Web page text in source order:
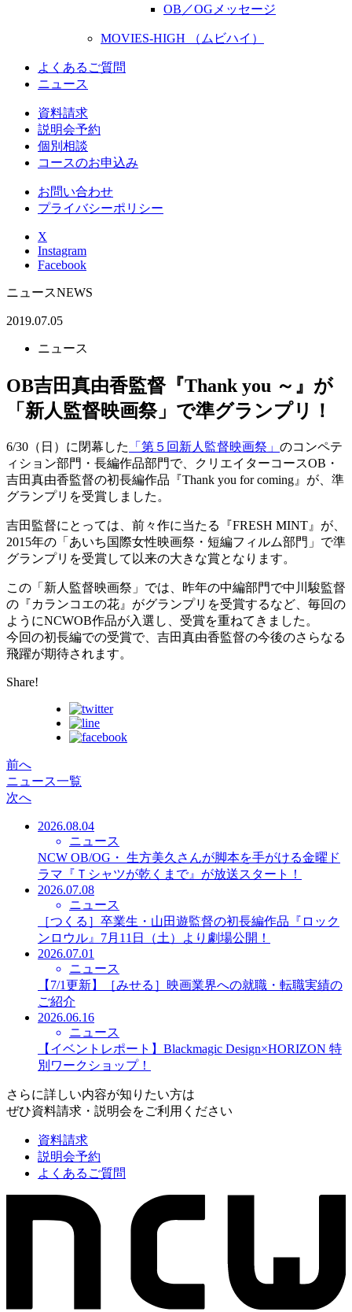
OB／OGメッセージ
MOVIES-HIGH （ムビハイ）
よくあるご質問
ニュース
資料請求
説明会予約
個別相談
コースのお申込み
お問い合わせ
プライバシーポリシー
X
Instagram
Facebook
ニュースNEWS
2019.07.05
ニュース
OB吉田真由香監督『Thank you ～』が
「新人監督映画祭」で準グランプリ！
6/30（日）に閉幕した 「第５回新人監督映画祭」 のコンペテ
ィション部門・長編作品部門で、クリエイターコースOB・
吉田真由香監督の初長編作品『Thank you for coming』が、準
グランプリを受賞しました。
吉田監督にとっては、前々作に当たる『FRESH MINT』が、
2015年の「あいち国際女性映画祭・短編フィルム部門」で準
グランプリを受賞して以来の大きな賞となります。
この「新人監督映画祭」では、昨年の中編部門で中川駿監督
の『カランコエの花』がグランプリを受賞するなど、毎回の
ようにNCWOB作品が入選し、受賞を重ねてきました。
今回の初長編での受賞で、吉田真由香監督の今後のさらなる
飛躍が期待されます。
Share!
前へ
ニュース一覧
次へ
2026.08.04
ニュース
NCW OB/OG・ 生方美久さんが脚本を手がける金曜ド
ラマ『Ｔシャツが乾くまで』が放送スタート！
2026.07.08
ニュース
［つくる］卒業生・山田遊監督の初長編作品『ロック
ンロウル』7月11日（土）より劇場公開！
2026.07.01
ニュース
【7/1更新】［みせる］映画業界への就職・転職実績の
ご紹介
2026.06.16
ニュース
【イベントレポート】Blackmagic Design×HORIZON 特
別ワークショップ！
さらに詳しい内容が知りたい方は
ぜひ資料請求・説明会をご利用ください
資料請求
説明会予約
よくあるご質問